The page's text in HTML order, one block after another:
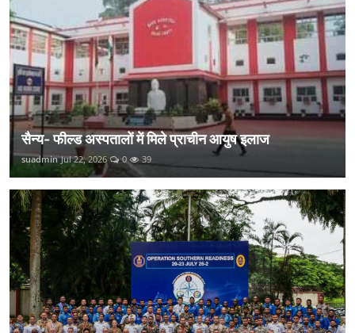
सैन्य- फील्ड अस्पतालों में मिले प्राचीन आयुष इलाज
suadmin Jul 22, 2026 0 39